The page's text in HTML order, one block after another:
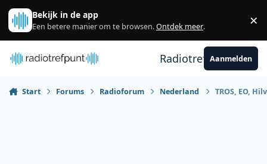
Spring naar bijdragen
Bekijk in de app
Een betere manier om te browsen.Ontdek meer. ×
RadiotrefpuntAanmelden
Start Forums Radioforum Nederland TROS, EO,